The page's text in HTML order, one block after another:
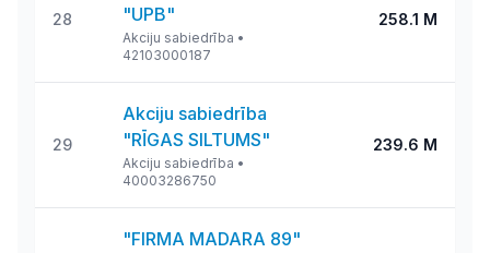
28
"UPB"
Akciju sabiedrība •
42103000187
258.1 M
29
Akciju sabiedrība
"RĪGAS SILTUMS"
Akciju sabiedrība •
40003286750
239.6 M
"FIRMA MADARA 89"